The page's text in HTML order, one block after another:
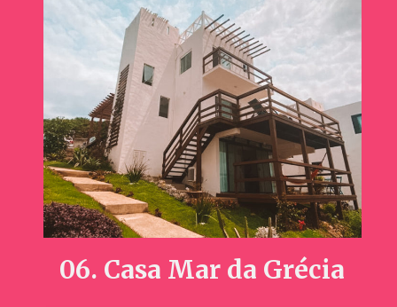
06. Casa Mar da Grécia